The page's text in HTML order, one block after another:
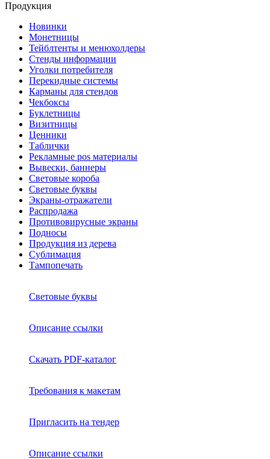
Продукция
Новинки
Монетницы
Тейблтенты и менюхолдеры
Стенды информации
Уголки потребителя
Перекидные системы
Карманы для стендов
Чекбоксы
Буклетницы
Визитницы
Ценники
Таблички
Рекламные pos материалы
Вывески, баннеры
Световые короба
Световые буквы
Экраны-отражатели
Распродажа
Противовирусные экраны
Подносы
Продукция из дерева
Сублимация
Тампопечать
Световые буквы
Описание ссылки
Скачать PDF-каталог
Требования к макетам
Пригласить на тендер
Описание ссылки